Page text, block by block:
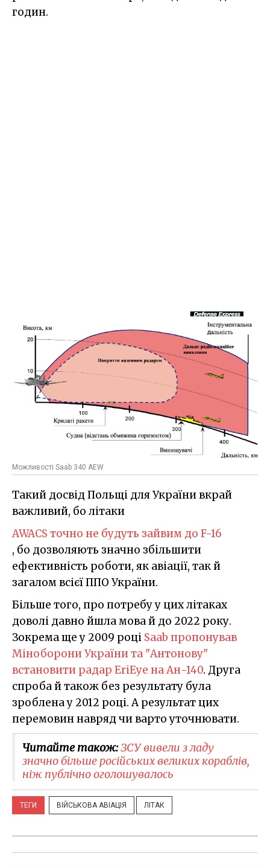
годин.
Можливості Saab 340 AEW
Такий досвід Польщі для України вкрай
важливий, бо літаки
AWACS точно не будуть зайвим до F-16
, бо дозволяють значно збільшити
ефективність роботи, як авіації, так й
загалом всієї ППО України.
Більше того, про потребу у цих літаках
доволі давно йшла мова й до 2022 року.
Зокрема ще у 2009 році Saab пропонував
Міноборони України та "Антонову"
встановити радар EriEye на Ан-140. Друга
спроба й також без результату була
зроблена у 2012 році. А результат цих
перемовин навряд чи варто уточнювати.
Читайте також:ЗСУ вивели з ладу
значно більше російських великих кораблів,
ніж публічно оголошувалось
ТЕГИ ВІЙСЬКОВА АВІАЦІЯ ЛІТАК